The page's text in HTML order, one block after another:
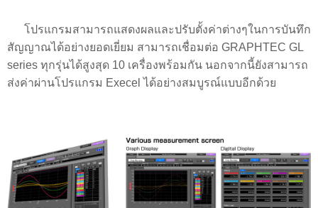
โปรแกรมสามารถแสดงผลและปรับตั้งค่าต่างๆในการบันทึก
สัญญาณได้อย่างยอดเยี่ยม สามารถเชื่อมต่อ GRAPHTEC GL
series ทุกรุ่นได้สูงสุด 10 เครื่องพร้อมกัน นอกจากนี้ยังสามารถ
ส่งค่าผ่านโปรแกรม Execel ได้อย่างสมบูรณ์แบบอีกด้วย